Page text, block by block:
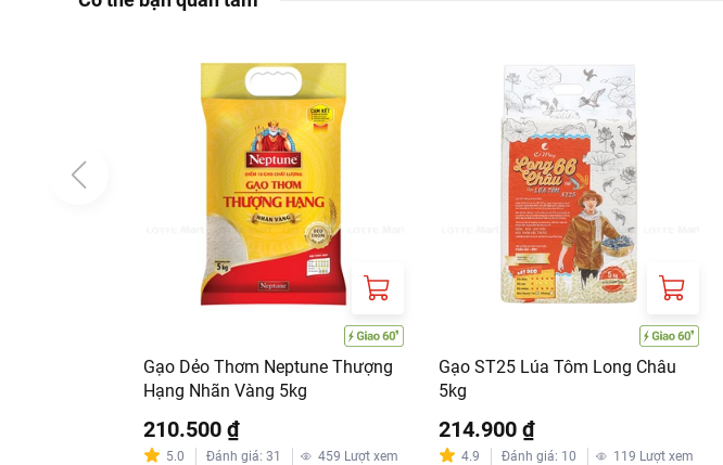
Gạo Dẻo Thơm Neptune Thượng
Hạng Nhãn Vàng 5kg
210.500 ₫
5.0 Đánh giá: 31 459 Lượt xem
Gạo ST25 Lúa Tôm Long Châu
5kg
214.900 ₫
4.9 Đánh giá: 10 119 Lượt xem